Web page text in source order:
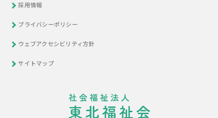
採用情報
プライバシーポリシー
ウェブアクセシビリティ方針
サイトマップ